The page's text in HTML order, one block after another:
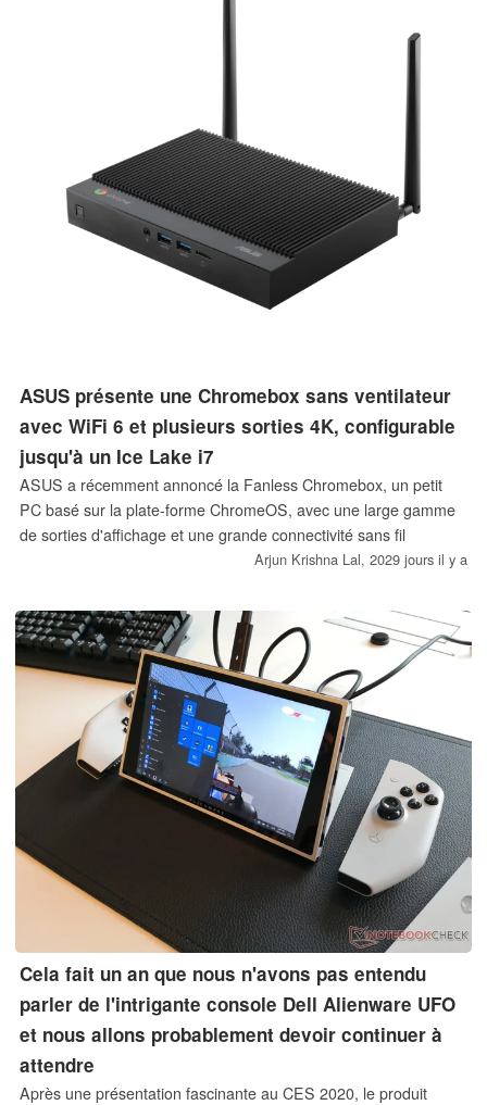
ASUS présente une Chromebox sans ventilateur
avec WiFi 6 et plusieurs sorties 4K, configurable
jusqu'à un Ice Lake i7
ASUS a récemment annoncé la Fanless Chromebox, un petit
PC basé sur la plate-forme ChromeOS, avec une large gamme
de sorties d'affichage et une grande connectivité sans fil
Arjun Krishna Lal, 2029 jours il y a
Cela fait un an que nous n'avons pas entendu
parler de l'intrigante console Dell Alienware UFO
et nous allons probablement devoir continuer à
attendre
Après une présentation fascinante au CES 2020, le produit